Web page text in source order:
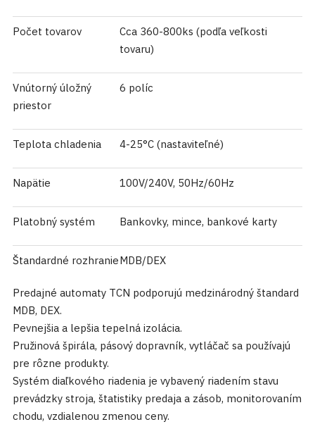
Počet tovarov
Cca 360-800ks (podľa veľkosti
tovaru)
Vnútorný úložný
priestor
6 políc
Teplota chladenia 4-25°C (nastaviteľné)
Napätie 100V/240V, 50Hz/60Hz
Platobný systém Bankovky, mince, bankové karty
Štandardné rozhranieMDB/DEX
Predajné automaty TCN podporujú medzinárodný štandard
MDB, DEX.
Pevnejšia a lepšia tepelná izolácia.
Pružinová špirála, pásový dopravník, vytláčač sa používajú
pre rôzne produkty.
Systém diaľkového riadenia je vybavený riadením stavu
prevádzky stroja, štatistiky predaja a zásob, monitorovaním
chodu, vzdialenou zmenou ceny.